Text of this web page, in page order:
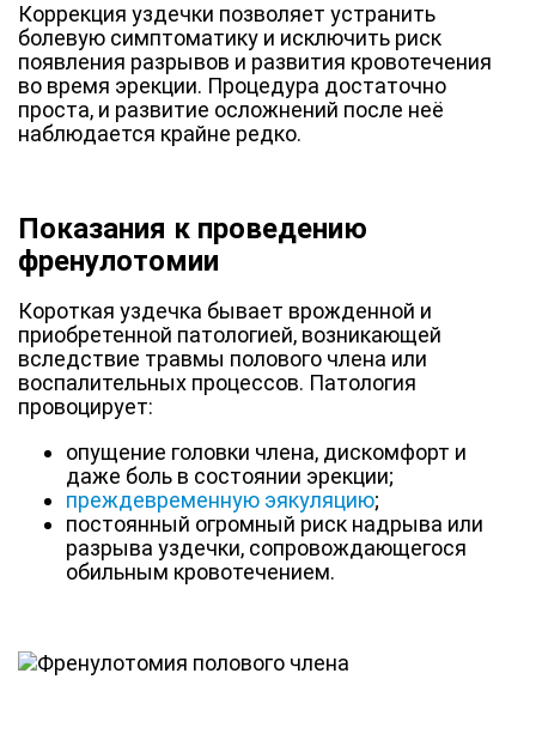
Коррекция уздечки позволяет устранить
болевую симптоматику и исключить риск
появления разрывов и развития кровотечения
во время эрекции. Процедура достаточно
проста, и развитие осложнений после неё
наблюдается крайне редко.
Показания к проведению
френулотомии
Короткая уздечка бывает врожденной и
приобретенной патологией, возникающей
вследствие травмы полового члена или
воспалительных процессов. Патология
провоцирует:
опущение головки члена, дискомфорт и
даже боль в состоянии эрекции;
преждевременную эякуляцию;
постоянный огромный риск надрыва или
разрыва уздечки, сопровождающегося
обильным кровотечением.